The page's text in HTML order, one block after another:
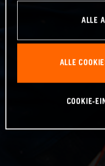
ALLE
ALLE
COOKIE-